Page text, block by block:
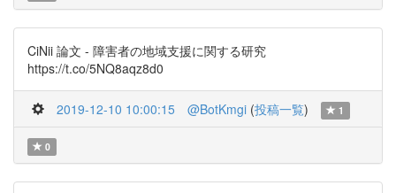
CiNii 論文 - 障害者の地域支援に関する研究
https://t.co/5NQ8aqz8d0
2019-12-10 10:00:15 @BotKmgi (投稿一覧) 1
0